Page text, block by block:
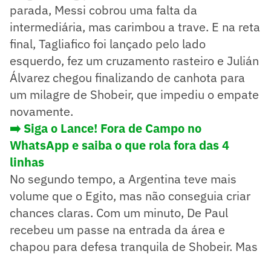
parada, Messi cobrou uma falta da
intermediária, mas carimbou a trave. E na reta
final, Tagliafico foi lançado pelo lado
esquerdo, fez um cruzamento rasteiro e Julián
Álvarez chegou finalizando de canhota para
um milagre de Shobeir, que impediu o empate
novamente.
➡️ Siga o Lance! Fora de Campo no
WhatsApp e saiba o que rola fora das 4
linhas
No segundo tempo, a Argentina teve mais
volume que o Egito, mas não conseguia criar
chances claras. Com um minuto, De Paul
recebeu um passe na entrada da área e
chapou para defesa tranquila de Shobeir. Mas